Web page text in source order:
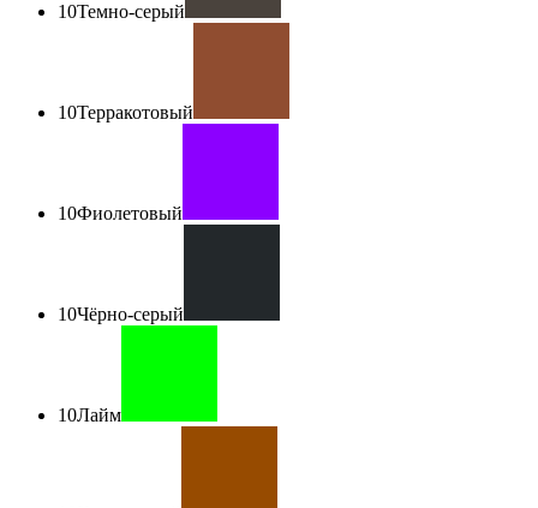
10Темно-серый
10Терракотовый
10Фиолетовый
10Чёрно-серый
10Лайм